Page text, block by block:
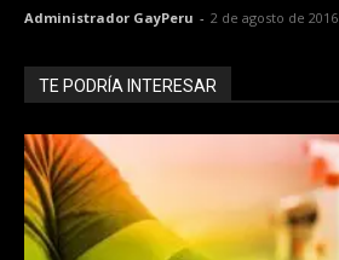
Administrador GayPeru - 2 de agosto de 2016
TE PODRÍA INTERESAR